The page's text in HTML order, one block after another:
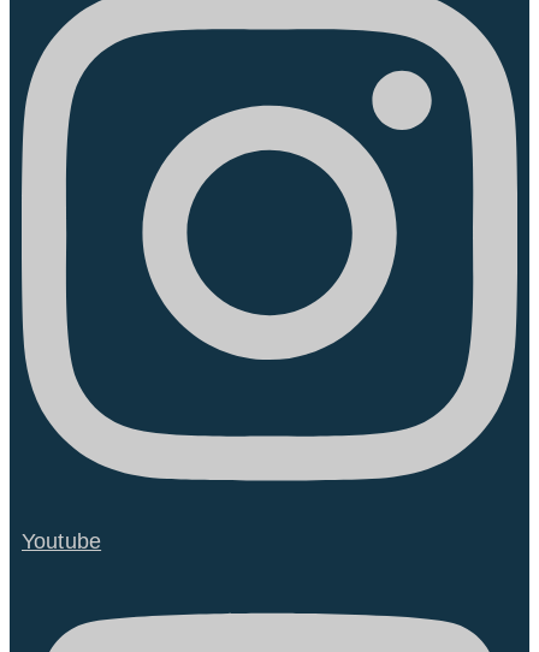
Youtube